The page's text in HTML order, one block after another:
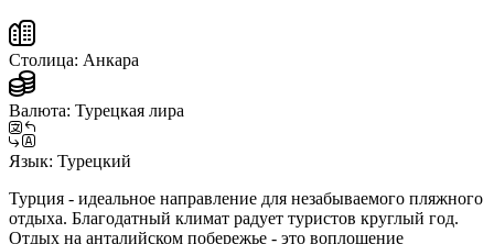
Столица: Анкара
Валюта: Турецкая лира
Язык: Турецкий
Турция - идеальное направление для незабываемого пляжного
отдыха. Благодатный климат радует туристов круглый год.
Отдых на анталийском побережье - это воплощение